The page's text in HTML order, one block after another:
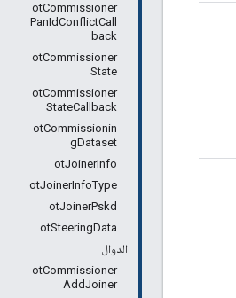
otCommissioner
PanIdConflictCall
back
otCommissioner
State
otCommissioner
StateCallback
otCommissionin
gDataset
otJoinerInfo
otJoinerInfoType
otJoinerPskd
otSteeringData
الدوال
otCommissioner
AddJoiner